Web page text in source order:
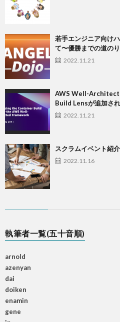
若手エンジニア向け
て〜優勝までの道の
2022.11.21
AWS Well-
Build Lensが追加さ
2022.11.21
スクラムイベント紹
2022.11.16
執筆者一覧(五十音順)
arnold
azenyan
dai
doiken
enamin
gene